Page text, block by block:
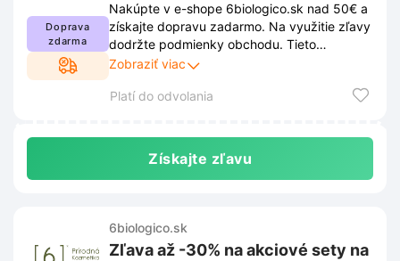
Doprava
zdarma
Nakúpte v e-shope 6biologico.sk nad 50€ a
získajte dopravu zadarmo. Na využitie zľavy
dodržte podmienky obchodu. Tieto
podmienky nájdete na stránkach a môžu sa
Zobraziť viac
Platí do odvolania
Získajte zľavu
6biologico.sk
Zľava až -30% na akciové sety na